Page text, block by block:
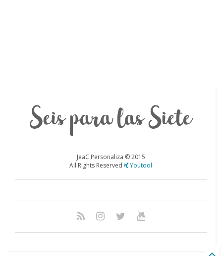
JeaC Personaliza ©2015
All Rights Reserved Youtool